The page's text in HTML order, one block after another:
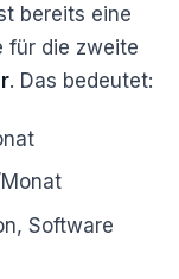
bereits eine
für die zweite
. Das bedeutet:
Software